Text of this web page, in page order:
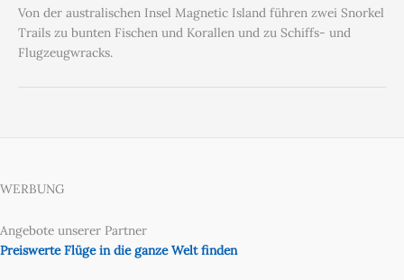
Von der australischen Insel Magnetic Island führen zwei Snorkel
Trails zu bunten Fischen und Korallen und zu Schiffs- und
Flugzeugwracks.
WERBUNG
Angebote unserer Partner
Preiswerte Flüge in die ganze Welt finden